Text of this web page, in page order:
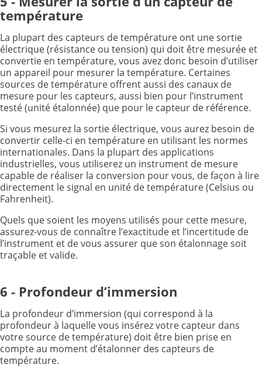
température
La plupart des capteurs de température ont une sortie
électrique (résistance ou tension) qui doit être mesurée et
convertie en température, vous avez donc besoin d’utiliser
un appareil pour mesurer la température. Certaines
sources de température offrent aussi des canaux de
mesure pour les capteurs, aussi bien pour l’instrument
testé (unité étalonnée) que pour le capteur de référence.
Si vous mesurez la sortie électrique, vous aurez besoin de
convertir celle-ci en température en utilisant les normes
internationales. Dans la plupart des applications
industrielles, vous utiliserez un instrument de mesure
capable de réaliser la conversion pour vous, de façon à lire
directement le signal en unité de température (Celsius ou
Fahrenheit).
Quels que soient les moyens utilisés pour cette mesure,
assurez-vous de connaître l’exactitude et l’incertitude de
l’instrument et de vous assurer que son étalonnage soit
traçable et valide.
6 - Profondeur d’immersion
La profondeur d’immersion (qui correspond à la
profondeur à laquelle vous insérez votre capteur dans
votre source de température) doit être bien prise en
compte au moment d’étalonner des capteurs de
température.